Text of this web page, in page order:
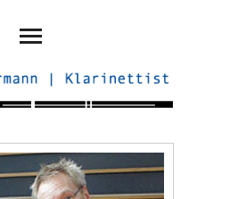
Ensembles
Biografie